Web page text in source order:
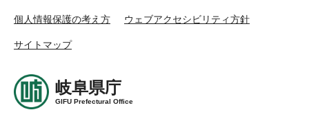
個人情報保護の考え方 ウェブアクセシビリティ方針
サイトマップ
岐阜県庁
GIFU Prefectural Office